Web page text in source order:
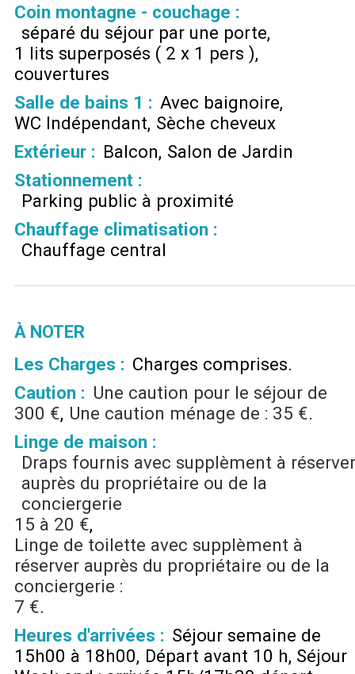
Coin montagne - couchage :
séparé du séjour par une porte
1 lits superposés ( 2 x 1 pers )
couvertures
Salle de bains 1 : Avec baignoire
WC Indépendant Sèche cheveux
Extérieur : Balcon Salon de Jardin
Stationnement :
Parking public à proximité
Chauffage climatisation :
Chauffage central
À NOTER
Les Charges : Charges comprises
Caution : Une caution pour le séjour de
300 € Une caution ménage de : 35 €
Linge de maison :
Draps fournis avec supplèment à réserver
auprès du propriétaire ou de la
conciergerie
15 à 20 €
Linge de toilette avec supplèment à
réserver auprès du propriétaire ou de la
conciergerie :
7 €
Heures d'arrivées : Séjour semaine de
15h00 à 18h00 Départ avant 10 h Séjour